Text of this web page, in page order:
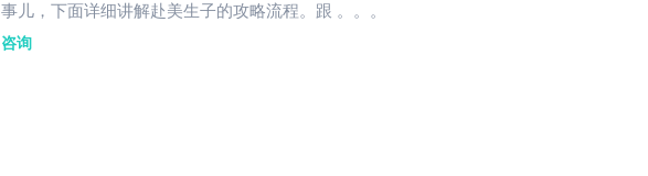
事儿，下面详细讲解赴美生子的攻略流程。跟 。。。
咨询